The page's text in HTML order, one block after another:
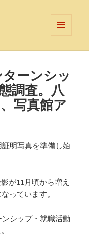
ーとウ
ーンシッ
調査。八
写真館ア
明写真を準備し始
が11月頃から増え
っています。
シップ・就職活動